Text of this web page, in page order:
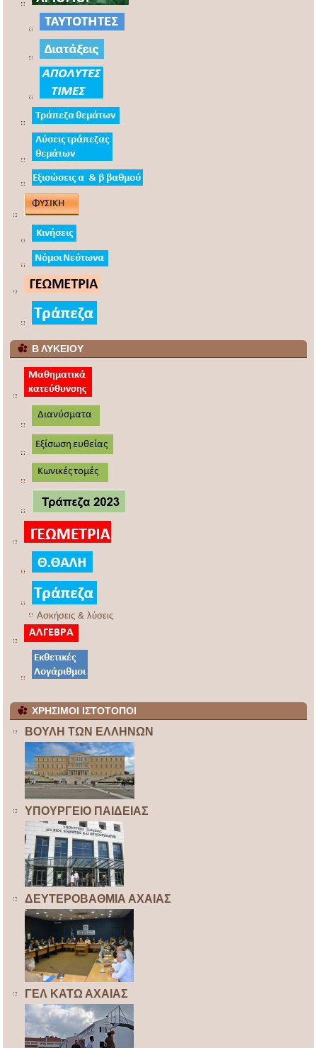
Β ΛΥΚΕΙΟΥ
Ασκήσεις & λύσεις
ΧΡΗΣΙΜΟΙ ΙΣΤΟΤΟΠΟΙ
ΒΟΥΛΗ ΤΩΝ ΕΛΛΗΝΩΝ
ΥΠΟΥΡΓΕΙΟ ΠΑΙΔΕΙΑΣ
ΔΕΥΤΕΡΟΒΑΘΜΙΑ ΑΧΑΙΑΣ
ΓΕΛ ΚΑΤΩ ΑΧΑΙΑΣ